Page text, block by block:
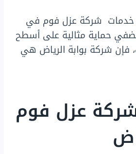
خدمات شركة عزل فوم في
حماية مثالية على أسطح
فإن شركة بوابة الرياض هي
عزل فوم